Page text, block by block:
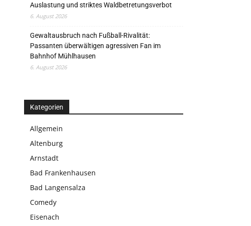
Auslastung und striktes Waldbetretungsverbot
6. August 2026
Gewaltausbruch nach Fußball-Rivalität:
Passanten überwältigen agressiven Fan im
Bahnhof Mühlhausen
6. August 2026
Kategorien
Allgemein
Altenburg
Arnstadt
Bad Frankenhausen
Bad Langensalza
Comedy
Eisenach